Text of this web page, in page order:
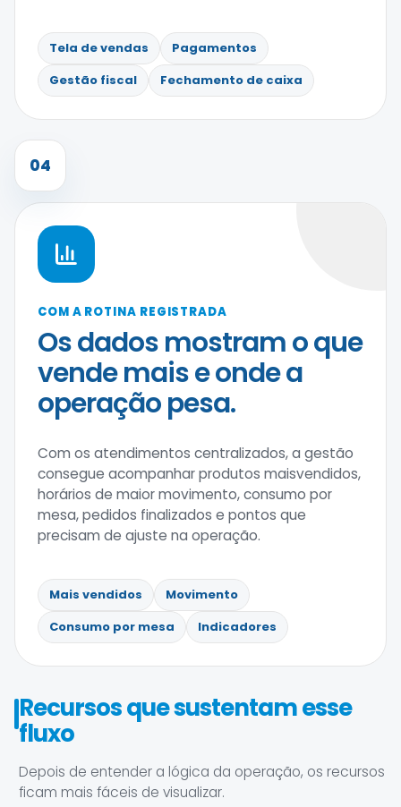
Tela de vendas
Pagamentos
Gestão fiscal
Fechamento de caixa
04
COM A ROTINA REGISTRADA
Os dados mostram o que
vende mais e onde a
operação pesa.
Com os atendimentos centralizados, a gestão
consegue acompanhar produtos maisvendidos,
horários de maior movimento, consumo por
mesa, pedidos finalizados e pontos que
precisam de ajuste na operação.
Mais vendidos
Movimento
Consumo por mesa
Indicadores
Recursos que sustentam esse
fluxo
Depois de entender a lógica da operação, os recursos
ficam mais fáceis de visualizar.